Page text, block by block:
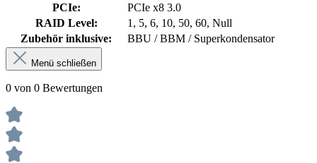
PCIe:
PCIe x8 3.0
RAID Level:
1, 5, 6, 10, 50, 60, Null
Zubehör inklusive:
BBU / BBM / Superkondensator
Menü schließen
0 von 0 Bewertungen